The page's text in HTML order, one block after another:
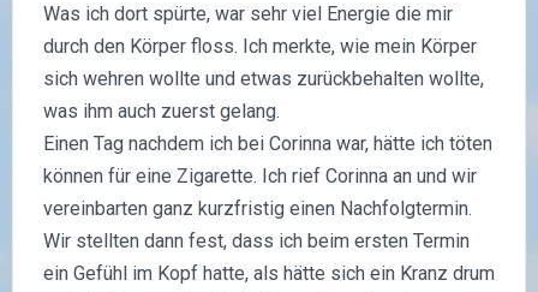
Was ich dort spürte, war sehr viel Energie die mir
durch den Körper floss. Ich merkte, wie mein Körper
sich wehren wollte und etwas zurückbehalten wollte,
was ihm auch zuerst gelang.
Einen Tag nachdem ich bei Corinna war, hätte ich töten
können für eine Zigarette. Ich rief Corinna an und wir
vereinbarten ganz kurzfristig einen Nachfolgtermin.
Wir stellten dann fest, dass ich beim ersten Termin
ein Gefühl im Kopf hatte, als hätte sich ein Kranz drum